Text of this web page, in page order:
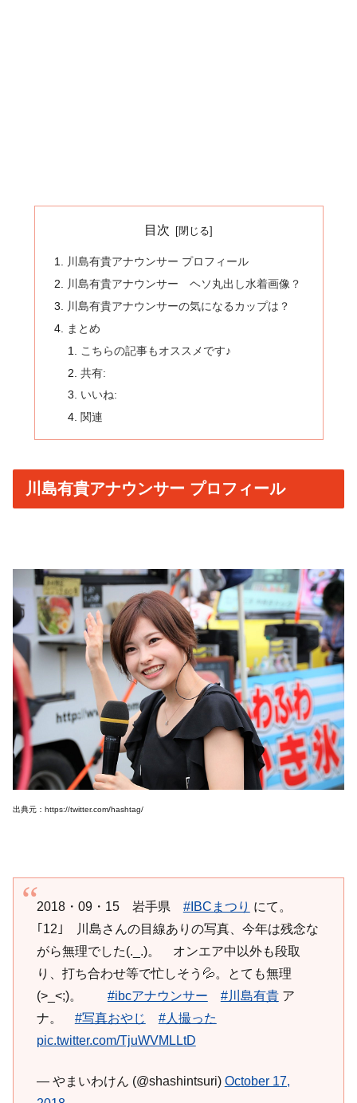
目次
川島有貴アナウンサー プロフィール
川島有貴アナウンサー ヘソ丸出し水着画像？
川島有貴アナウンサーの気になるカップは？
まとめ
こちらの記事もオススメです♪
共有:
いいね:
関連
川島有貴アナウンサー プロフィール
出典元：https://twitter.com/hashtag/
2018・09・15 岩手県 #IBCまつり にて。
｢12｣ 川島さんの目線ありの写真、今年は残念な
がら無理でした(._.)。 オンエア中以外も段取
り、打ち合わせ等で忙しそう💦。とても無理
(>_<;)。 #ibcアナウンサー #川島有貴ア
ナ。 #写真おやじ
#人撮った
pic.twitter.com/TjuWVMLLtD
— やまいわけん (@shashintsuri) October 17,